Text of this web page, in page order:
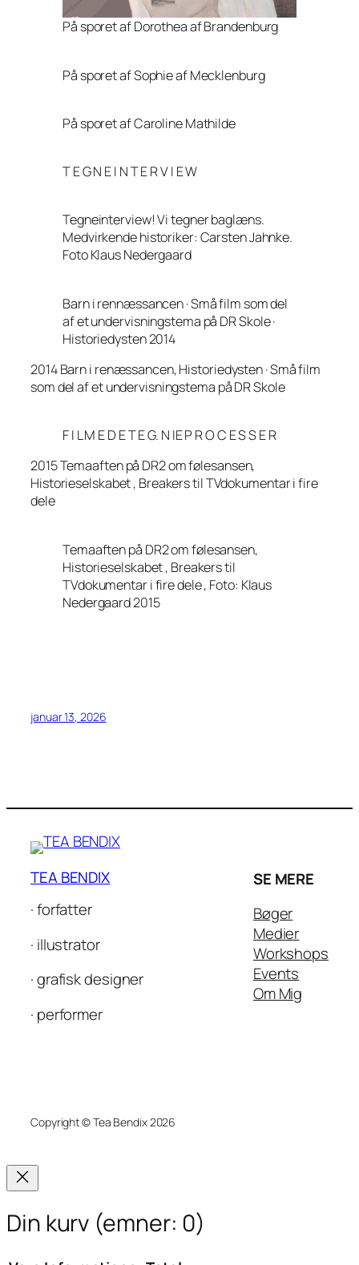
På sporet af Dorothea af Brandenburg
På sporet af Sophie af Mecklenburg
På sporet af Caroline Mathilde
T E G N E I N T E R V I E W
Tegneinterview! Vi tegner baglæns.
Medvirkende historiker: Carsten Jahnke.
Foto Klaus Nedergaard
Barn i rennæssancen · Små film som del
af et undervisningstema på DR Skole ·
Historiedysten 2014
2014 Barn i renæssancen, Historiedysten · Små film
som del af et undervisningstema på DR Skole
F I L M E D E T E G. N IE P R O C E S S E R
2015 Temaaften på DR2 om følesansen,
Historieselskabet , Breakers til TVdokumentar i fire
dele
Temaaften på DR2 om følesansen,
Historieselskabet , Breakers til
TVdokumentar i fire dele , Foto: Klaus
Nedergaard 2015
januar 13, 2026
TEA BENDIX
· forfatter
· illustrator
· grafisk designer
· performer
SE MERE
Bøger
Medier
Workshops
Events
Om Mig
Copyright © Tea Bendix 2026
Din kurv (emner: 0)